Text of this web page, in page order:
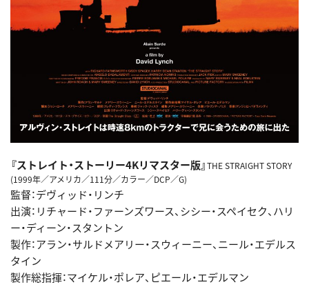
『ストレイト・ストーリー4Kリマスター版』THE STRAIGHT STORY
(1999年／アメリカ／111分／カラー／DCP／G)
監督：デヴィッド・リンチ
出演：リチャード・ファーンズワース、シシー・スペイセク、ハリ
ー・ディーン・スタントン
製作：アラン・サルドメアリー・スウィーニー、ニール・エデルス
タイン
製作総指揮：マイケル・ポレア、ピエール・エデルマン